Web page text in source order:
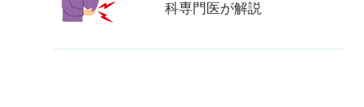
科専門医が解説